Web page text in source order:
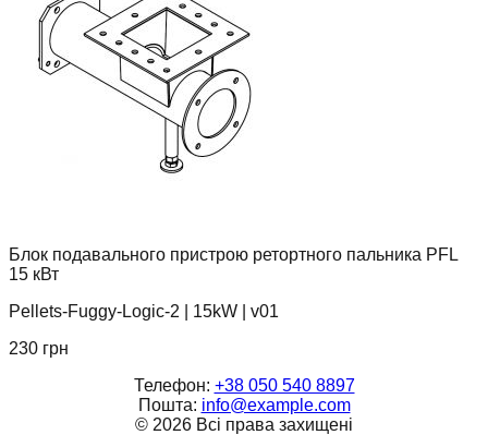
Блок подавального пристрою ретортного пальника PFL
15 кВт
Pellets-Fuggy-Logic-2
15kW
v01
230 грн
Телефон: +38 050 540 8897
Пошта: info@example.com
© 2026 Всі права захищені